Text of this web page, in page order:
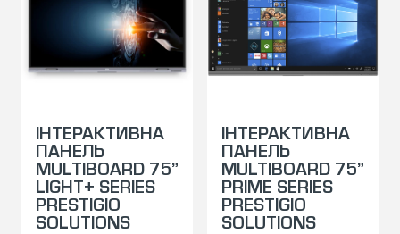
ІНТЕРАКТИВНА
ПАНЕЛЬ
MULTIBOARD 75”
LIGHT+ SERIES
PRESTIGIO
SOLUTIONS
ІНТЕРАКТИВНА
ПАНЕЛЬ
MULTIBOARD 75”
PRIME SERIES
PRESTIGIO
SOLUTIONS